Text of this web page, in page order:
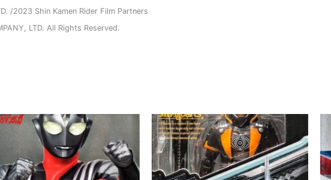
/2023 Shin Kamen Rider Film Partners
LTD. All Rights Reserved.